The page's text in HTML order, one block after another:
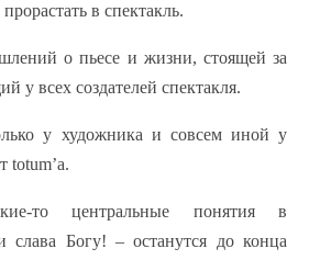
в спектакль.
о пьесе и жизни, стоящей за
у всех создателей спектакля.
у художника и совсем иной у
totum’a.
то центральные понятия в
слава Богу! – останутся до конца